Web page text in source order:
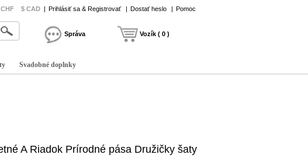
$ CAD | Prihlásiť sa & Registrovať | Dostať heslo | Pomoc
Správa Vozík ( 0 )
Svadobné doplnky
A Riadok Prírodné pása Družičky šaty